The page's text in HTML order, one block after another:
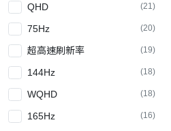
QHD (21)
75Hz (20)
超高速刷新率 (19)
144Hz (18)
WQHD (18)
165Hz (16)